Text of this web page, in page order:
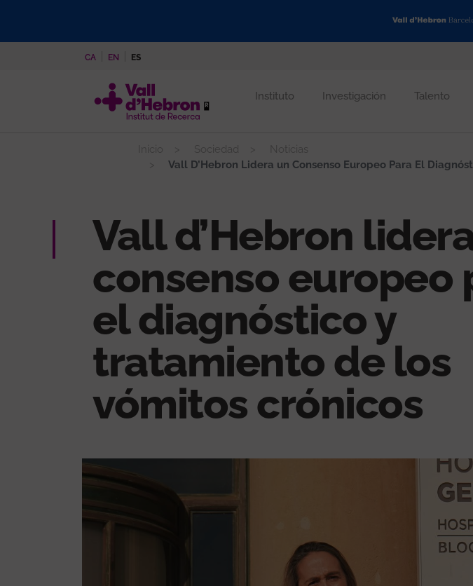
CA EN ES
Instituto Investigación Talento
Sociedad
Noticias
Vall D’Hebron Lidera un Consenso Europeo Para El
Vall d’Hebron
consenso europeo
el diagnóstico y
tratamiento de los
vómitos crónicos